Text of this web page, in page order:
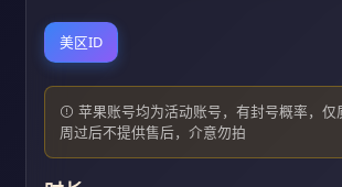
美区ID
苹果账号均为活动账号，有封号概率，仅
周过后不提供售后，介意勿拍